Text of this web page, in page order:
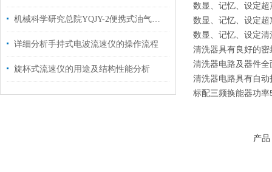
机械科学研究总院YQJY-2便携式油气回收智能检测仪选购指南
详细分析手持式电波流速仪的操作流程
旋杯式流速仪的用途及结构性能分析
数显、记忆、设定
数显、记忆、设定
数显、记忆、设定
清洗器具有良好的
清洗器电路及器件
清洗器电路具有自动
标配三频换能器功
产品